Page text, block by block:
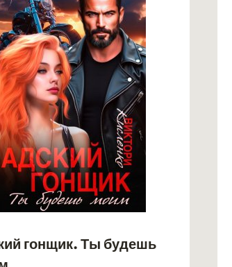
гонщик. Ты будешь